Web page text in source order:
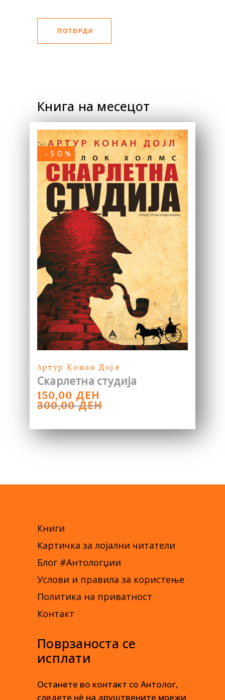
ПОТВРДИ
Книга на месецот
-50%
Артур Конан Дојл
Скарлетна студија
300,00ДЕН
ORIGINAL
PRICE
WAS:
150,00 ДЕН
CURRENT
PRICE
Книги
Картичка за лојални читатели
Блог #Антологџии
Услови и правила за користење
Политика на приватност
Контакт
Поврзаноста се
исплати
Останете во контакт со Антолог,
следете нè на друштвените мрежи